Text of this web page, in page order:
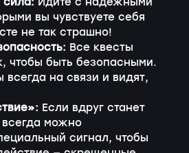
вы чувствуете себя
не так страшно!
Все квесты
чтобы быть безопасными.
на связи и видят,
Если вдруг станет
можно
сигнал, чтобы